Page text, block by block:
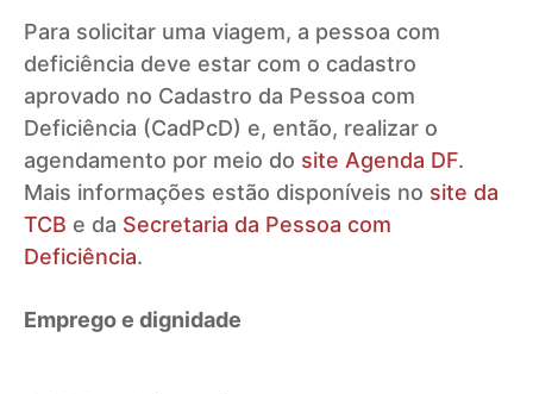
Para solicitar uma viagem, a pessoa com
deficiência deve estar com o cadastro
aprovado no Cadastro da Pessoa com
Deficiência (CadPcD) e, então, realizar o
agendamento por meio do site Agenda DF.
Mais informações estão disponíveis no site da
TCB e da Secretaria da Pessoa com
Deficiência.
Emprego e dignidade